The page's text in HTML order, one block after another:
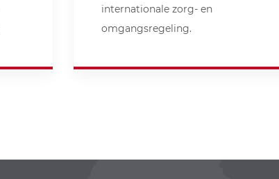
internationale zorg- en
omgangsregeling.